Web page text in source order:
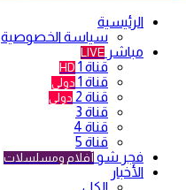
الرئيسية
سياسة الخصوصية
مباشر LIVE
قناة 1 HD
قناة 1 دولي
قناة 2 دولي
قناة 3
قناة 4
قناة 5
فجر شو أفلام ومسلسلات
الأخبار